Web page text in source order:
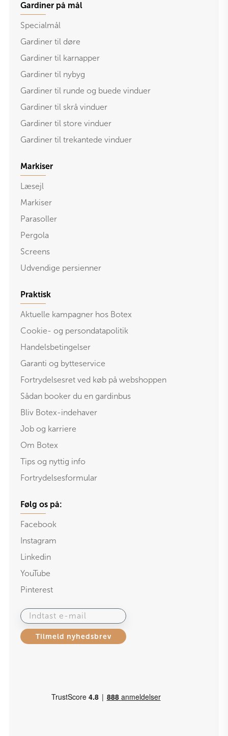
Gardiner på mål
Specialmål
Gardiner til døre
Gardiner til karnapper
Gardiner til nybyg
Gardiner til runde og buede vinduer
Gardiner til skrå vinduer
Gardiner til store vinduer
Gardiner til trekantede vinduer
Markiser
Læsejl
Markiser
Parasoller
Pergola
Screens
Udvendige persienner
Praktisk
Aktuelle kampagner hos Botex
Cookie- og persondatapolitik
Handelsbetingelser
Garanti og bytteservice
Fortrydelsesret ved køb på webshoppen
Sådan booker du en gardinbus
Bliv Botex-indehaver
Job og karriere
Om Botex
Tips og nyttig info
Fortrydelsesformular
Følg os på:
Facebook
Instagram
Linkedin
YouTube
Pinterest
Indtast e-mail
Tilmeld nyhedsbrev